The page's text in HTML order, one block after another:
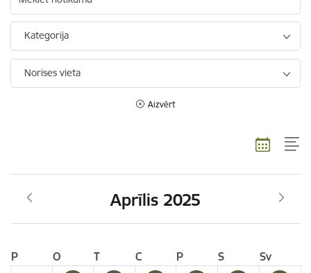
Kategorija
Norises vieta
Aizvērt
Aprīlis 2025
P O T C P S
Sv